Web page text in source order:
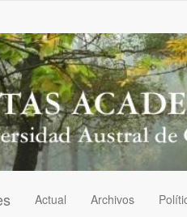
Actual Archivos